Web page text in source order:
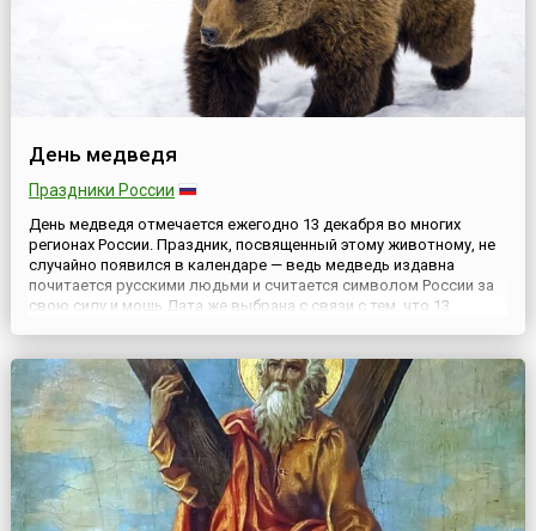
День медведя
Праздники России
День медведя отмечается ежегодно 13 декабря во многих
регионах России. Праздник, посвященный этому животному, не
случайно появился в календаре — ведь медведь издавна
почитается русскими людьми и считается символом России за
свою силу и мощь.Дата же выбрана с связи с тем, что 13
вес...